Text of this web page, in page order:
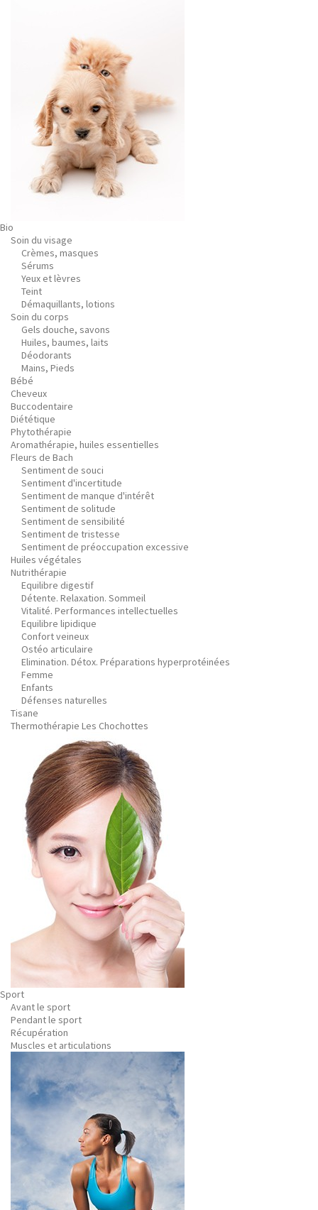
Bio
Soin du visage
Crèmes, masques
Sérums
Yeux et lèvres
Teint
Démaquillants, lotions
Soin du corps
Gels douche, savons
Huiles, baumes, laits
Déodorants
Mains, Pieds
Bébé
Cheveux
Buccodentaire
Diététique
Phytothérapie
Aromathérapie, huiles essentielles
Fleurs de Bach
Sentiment de souci
Sentiment d'incertitude
Sentiment de manque d'intérêt
Sentiment de solitude
Sentiment de sensibilité
Sentiment de tristesse
Sentiment de préoccupation excessive
Huiles végétales
Nutrithérapie
Equilibre digestif
Détente. Relaxation. Sommeil
Vitalité. Performances intellectuelles
Equilibre lipidique
Confort veineux
Ostéo articulaire
Elimination. Détox. Préparations hyperprotéinées
Femme
Enfants
Défenses naturelles
Tisane
Thermothérapie Les Chochottes
Sport
Avant le sport
Pendant le sport
Récupération
Muscles et articulations